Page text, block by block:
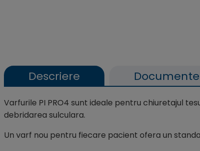
Descriere
Varfurile PI PRO4 sunt ideale pentru chiuretajul
debridarea sulculara.
Un varf nou pentru fiecare pacient ofera un